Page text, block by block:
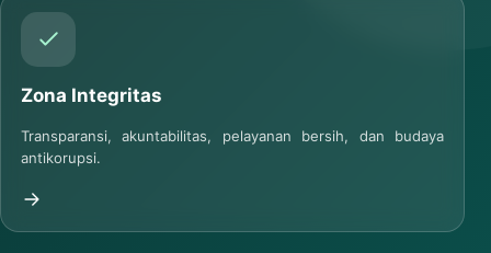
Zona Integritas
Transparansi, akuntabilitas, pelayanan bersih, dan budaya
antikorupsi.